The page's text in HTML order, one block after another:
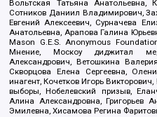
Вольтская Татьяна Анатольевна,
Сотников Даниил Владимирович,
Евгений Алексеевич, Сурначева
Анатольевна, Арапова Галина
Mason G.E.S. Anonymous
Мнение, Москоу диджитал
Александрович, Ветошкина
Скворцова Елена Сергеевна,
инагент, Кочетков Игорь
выборы, Нобелевский призыв,
Алина Александровна, Григорьев
Эмилевна, Хисамова Регина